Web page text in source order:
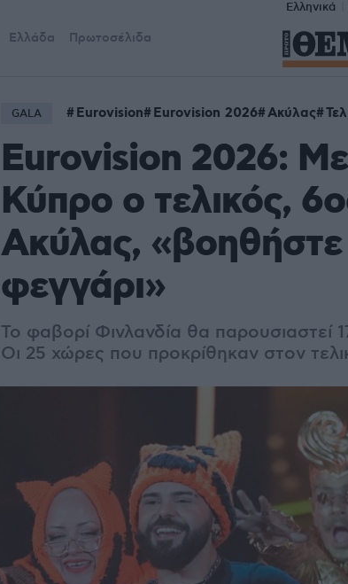
Ελληνικά
Ελλάδα Πρωτοσέλιδα
GALA Eurovision Eurovision 2026 Ακύλας
Eurovision 2026:
Κύπρο ο τελικός,
Ακύλας,
φεγγάρι»
Το φαβορί Φινλανδία θα παρουσιαστεί
Οι 25 χώρες που προκρίθηκαν στον